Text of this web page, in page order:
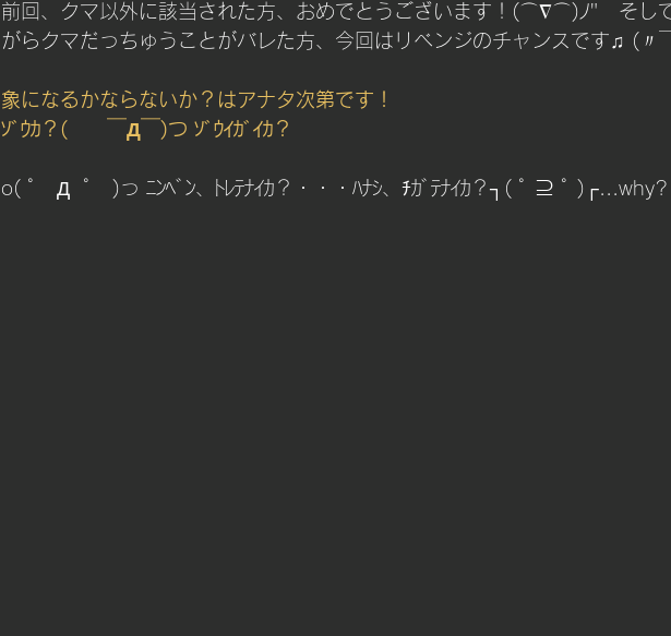
前回、クマ以外に該当された方、おめでとうございます！(⌒∇⌒)ﾉ"　そし
がらクマだっちゅうことがバレた方、今回はリベンジのチャンスです♫ (〃
象になるかならないか？はアナタ次第です！
ｿﾞｳｶ？(　　￣Д￣)つ ｿﾞｳｲｶﾞｲｶ？
o( ﾟ　Д  ﾟ　)っ ﾆﾝﾍﾞﾝ、ﾄﾚﾃﾅｲｶ？・・・ﾊﾅｼ、ﾁｶﾞﾃﾅｲｶ？┐( ﾟ ⊇ ﾟ )┌...why?